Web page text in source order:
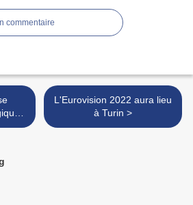
commentaire
L'Eurovision 2022 aura lieu
à Turin >